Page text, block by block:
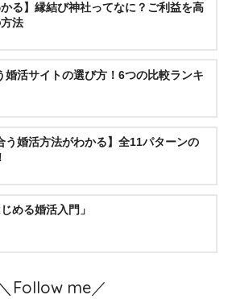
かる】縁結び神社ってなに？ご利益を高
法
婚活サイトの選び方！6つの比較ランキ
う婚活方法がわかる】全11パターンの
める婚活入門」
Follow me／